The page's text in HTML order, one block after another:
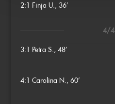
2:1 Finja U., 36’
4/4
3:1 Petra S., 48’
4:1 Carolina N., 60’